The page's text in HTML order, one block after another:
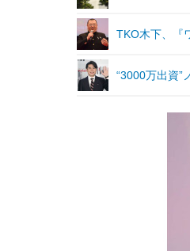
TKO木下、『
“3000万出資”